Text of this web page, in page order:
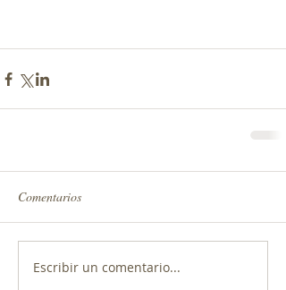
Comentarios
Escribir un comentario...